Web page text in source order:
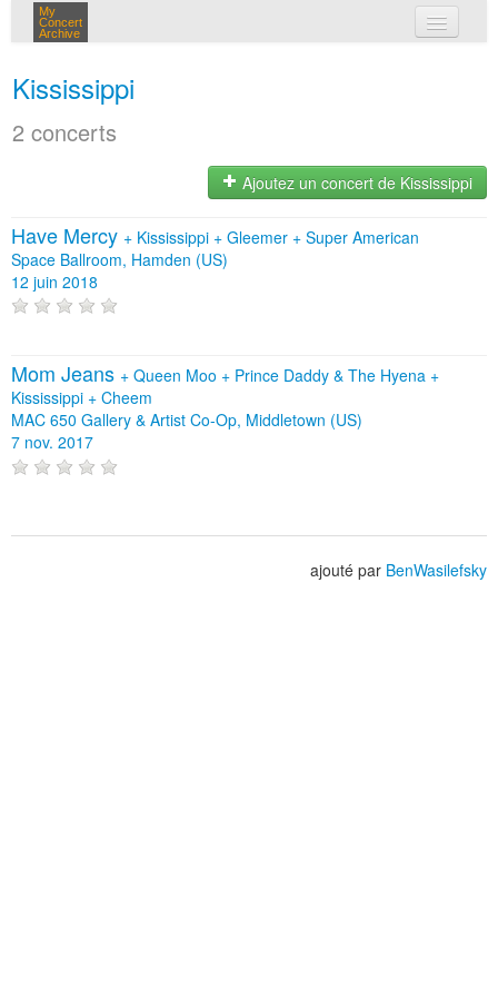
My
Concert
Archive
Kississippi
2 concerts
Ajoutez un concert de Kississippi
Have Mercy + Kississippi + Gleemer + Super American
Space Ballroom, Hamden (US)
12 juin 2018
Mom Jeans + Queen Moo + Prince Daddy & The Hyena +
Kississippi + Cheem
MAC 650 Gallery & Artist Co-Op, Middletown (US)
7 nov. 2017
ajouté par BenWasilefsky